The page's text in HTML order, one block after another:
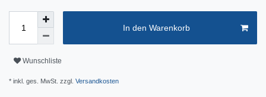
In den Warenkorb
Wunschliste
* inkl. ges. MwSt. zzgl. Versandkosten